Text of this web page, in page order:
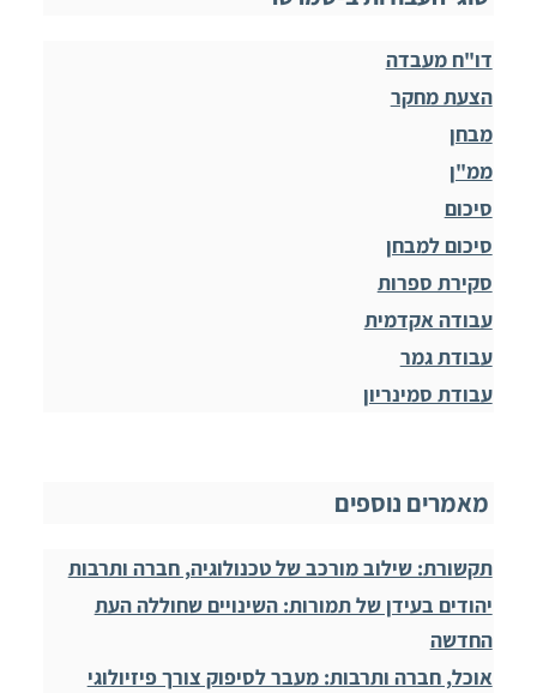
דו"ח מעבדה
הצעת מחקר
מבחן
ממ"ן
סיכום
סיכום למבחן
סקירת ספרות
עבודה אקדמית
עבודת גמר
עבודת סמינריון
מאמרים נוספים
תקשורת: שילוב מורכב של טכנולוגיה, חברה ותרבות
יהודים בעידן של תמורות: השינויים שחוללה העת
החדשה
אוכל, חברה ותרבות: מעבר לסיפוק צורך פיזיולוגי